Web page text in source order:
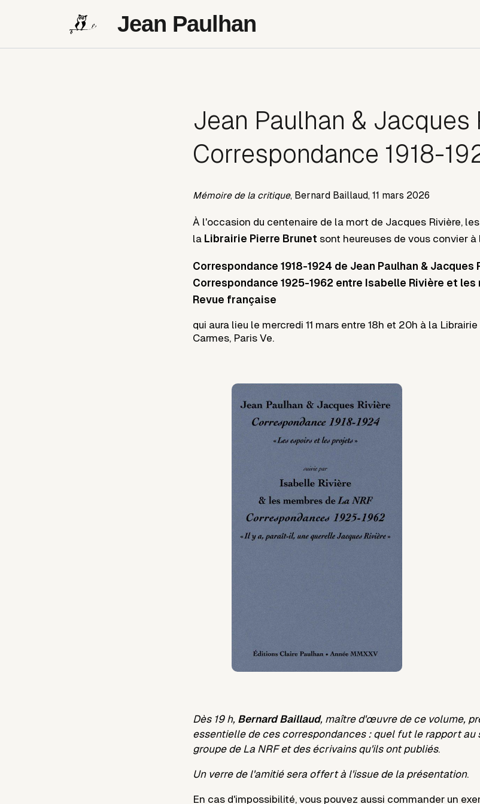
Jean Paulhan
Jean Paulhan & Jacques
Correspondance 1918-
Mémoire de la critique, Bernard Baillaud, 11 mars 2026
À l'occasion du centenaire de la mort de Jacques Rivière, les
la Librairie Pierre Brunet sont heureuses de vous convier
Correspondance 1918-1924 de Jean Paulhan & Jacques
Correspondance 1925-1962 entre Isabelle Rivière et les
Revue française
qui aura lieu le mercredi 11 mars entre 18h et 20h à la
Carmes, Paris Ve.
Dès 19 h, Bernard Baillaud, maître d'œuvre de ce volume,
essentielle de ces correspondances : quel fut le rapport au
groupe de La NRFet des écrivains qu'ils ont publiés.
Un verre de l'amitié sera offert à l'issue de la présentation.
En cas d'impossibilité, vous pouvez aussi commander un